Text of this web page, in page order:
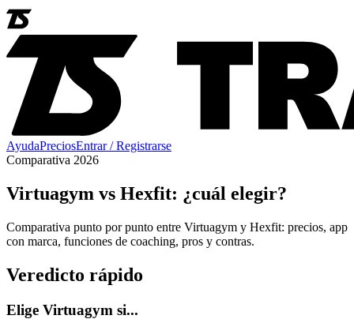
AyudaPreciosEntrar / Registrarse
Comparativa 2026
Virtuagym vs Hexfit: ¿cuál elegir?
Comparativa punto por punto entre Virtuagym y Hexfit: precios, app
con marca, funciones de coaching, pros y contras.
Veredicto rápido
Elige Virtuagym si...